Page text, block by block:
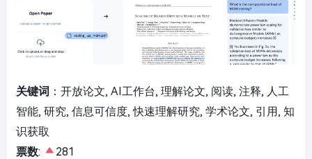
关键词 ：开放论文, AI工作台, 理解论文, 阅读, 注释, 人工
智能, 研究, 信息可信度, 快速理解研究, 学术论文, 引用, 知
识获取
票数:
281